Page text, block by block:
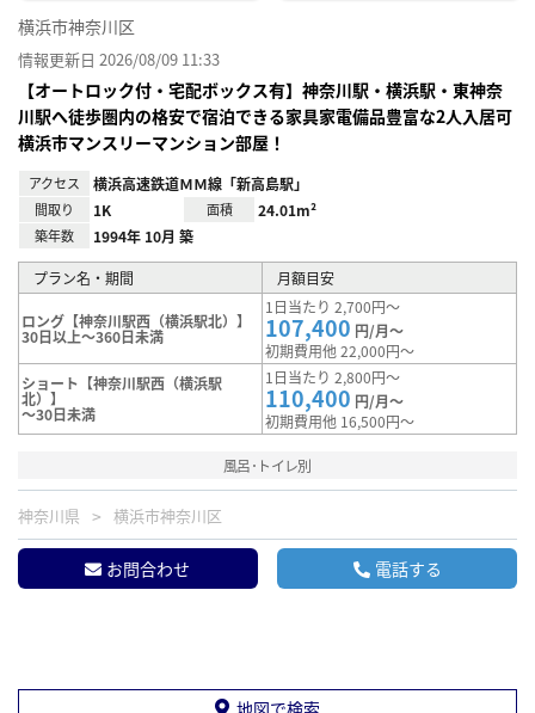
横浜市神奈川区
情報更新日 2026/08/09 11:33
【オートロック付・宅配ボックス有】神奈川駅・横浜駅・東神奈
川駅へ徒歩圏内の格安で宿泊できる家具家電備品豊富な2人入居可
横浜市マンスリーマンション部屋！
アクセス 横浜高速鉄道ＭＭ線「新高島駅」
間取り 1K 面積 24.01m²
築年数 1994年 10月 築
プラン名・期間 月額目安
ロング【神奈川駅西（横浜駅北）】
30日以上～360日未満
1日当たり 2,700円～
107,400 円/月～
初期費用他 22,000円～
ショート【神奈川駅西（横浜駅
北）】
～30日未満
1日当たり 2,800円～
110,400 円/月～
初期費用他 16,500円～
風呂･トイレ別
神奈川県 横浜市神奈川区
お問合わせ 電話する